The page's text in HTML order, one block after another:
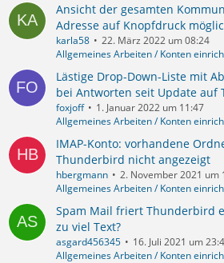
Ansicht der gesamten
Adresse auf Knopfdruck
karla58
22. März 2022 um 08:24
Allgemeines Arbeiten / Konten
Lästige Drop-Down-Liste mit
bei Antworten seit Update auf
foxjoff
1. Januar 2022 um 11:47
Allgemeines Arbeiten / Konten
IMAP-Konto: vorhandene
Thunderbird nicht angezeigt
hbergmann
2. November 2021 um
Allgemeines Arbeiten / Konten
Spam Mail friert Thunderbird
zu viel Text?
asgard456345
16. Juli 2021 um
Allgemeines Arbeiten / Konten